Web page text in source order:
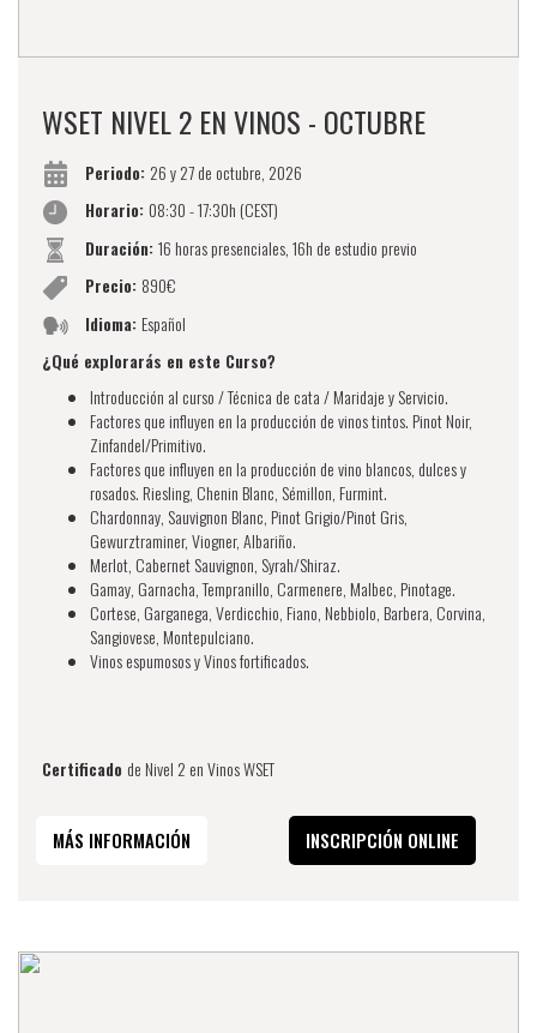
WSET NIVEL 2 EN VINOS - OCTUBRE
Periodo: 26 y 27 de octubre, 2026
Horario: 08:30 - 17:30h (CEST)
Duración: 16 horas presenciales, 16h de estudio previo
Precio: 890€
Idioma: Español
¿Qué explorarás en este Curso?
Introducción al curso / Técnica de cata / Maridaje y Servicio.
Factores que influyen en la producción de vinos tintos. Pinot Noir,
Zinfandel/Primitivo.
Factores que influyen en la producción de vino blancos, dulces y
rosados. Riesling, Chenin Blanc, Sémillon, Furmint.
Chardonnay, Sauvignon Blanc, Pinot Grigio/Pinot Gris,
Gewurztraminer, Viogner, Albariño.
Merlot, Cabernet Sauvignon, Syrah/Shiraz.
Gamay, Garnacha, Tempranillo, Carmenere, Malbec, Pinotage.
Cortese, Garganega, Verdicchio, Fiano, Nebbiolo, Barbera, Corvina,
Sangiovese, Montepulciano.
Vinos espumosos y Vinos fortificados.
Certificado de Nivel 2 en Vinos WSET
MÁS INFORMACIÓN INSCRIPCIÓN ONLINE